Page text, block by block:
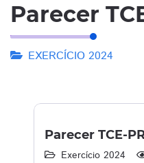
Parecer
EXERCÍCIO 2024
Parecer TCE-
Exercício 2024